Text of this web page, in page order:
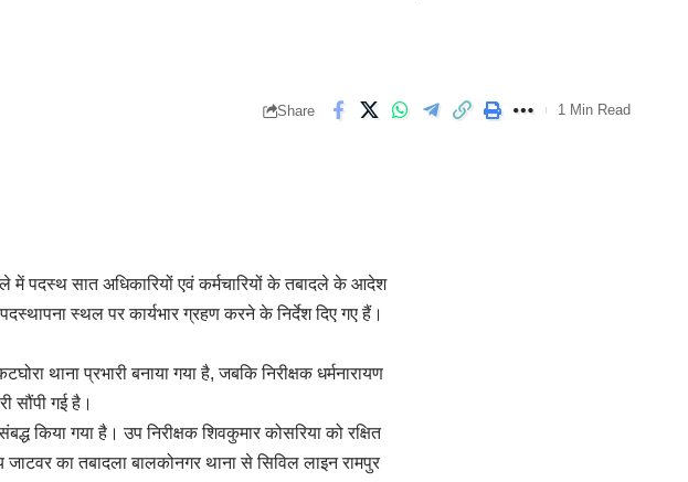
Share 1 Min Read
में पदस्थ सात अधिकारियों एवं कर्मचारियों के तबादले के आदेश
स्थल पर कार्यभार ग्रहण करने के निर्देश दिए गए हैं।
थाना प्रभारी बनाया गया है, जबकि निरीक्षक धर्मनारायण
सौंपी गई है।
किया गया है। उप निरीक्षक शिवकुमार कोसरिया को रक्षित
का तबादला बालकोनगर थाना से सिविल लाइन रामपुर